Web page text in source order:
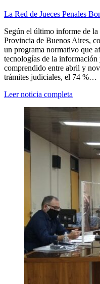
La Red de Jueces Penales
Según el último informe de
Provincia de Buenos Aires,
un programa normativo que
tecnologías de la
comprendido entre abril y
trámites judiciales, el 74 %…
Leer noticia completa